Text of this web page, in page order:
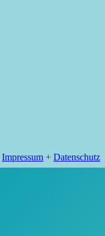
Impressum + Datenschutz